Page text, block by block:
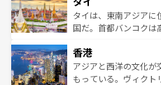
わ
覧を参照してほしい。
ーチミン市のフランス
醸し出している。また
とつ。フォーやバイン
ひ現地で味わいたい。
が旅行者を迎えてくれ
タイは、東南アジアに
国だ。首都バンコクは
の活気が交差している
帯で自然と触れ合い、
いビーチでリゾート気
香港
アジアと西洋の文化が
もっている。ヴィクト